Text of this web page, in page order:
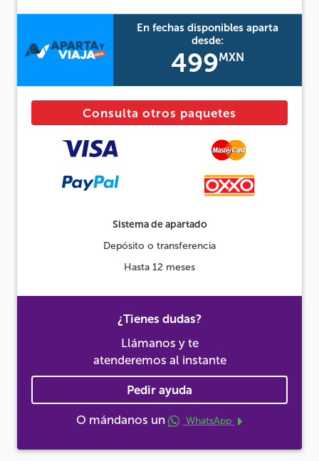
En fechas disponibles aparta
desde:
499MXN
Consulta otros paquetes
Sistema de apartado
Depósito o transferencia
Hasta 12 meses
¿Tienes dudas?
Llámanos y te
atenderemos al instante
Pedir ayuda
O mándanos un WhatsApp